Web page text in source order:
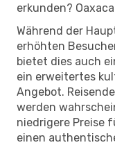
erkunden?
Während der
erhöhten
bietet dies auch
ein erweitertes
Angebot.
werden
niedrigere Preise
einen